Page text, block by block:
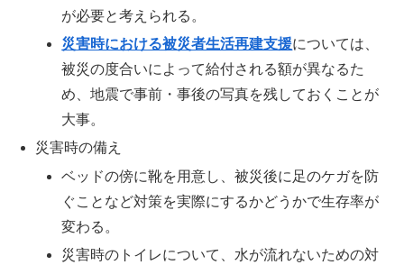
が必要と考えられる。
災害時における被災者生活再建支援については、
被災の度合いによって給付される額が異なるた
め、地震で事前・事後の写真を残しておくことが
大事。
災害時の備え
ベッドの傍に靴を用意し、被災後に足のケガを防
ぐことなど対策を実際にするかどうかで生存率が
変わる。
災害時のトイレについて、水が流れないための対